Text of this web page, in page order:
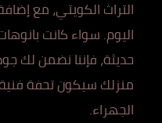
التراث الكويتي، مع
اليوم. سواء كانت
حديثة، فإننا نضمن لك
منزلك سيكون تحفة
الجهراء.